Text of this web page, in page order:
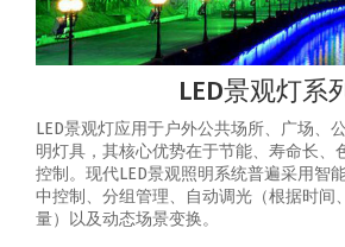
LED景观灯系
LED景观灯应用于户外公共场所、广场、
明灯具，其核心优势在于节能、寿命长、
控制‌。‌现代LED景观照明系统普遍采用智
中控制、分组管理、自动调光（根据时间
量）以及动态场景变换‌。